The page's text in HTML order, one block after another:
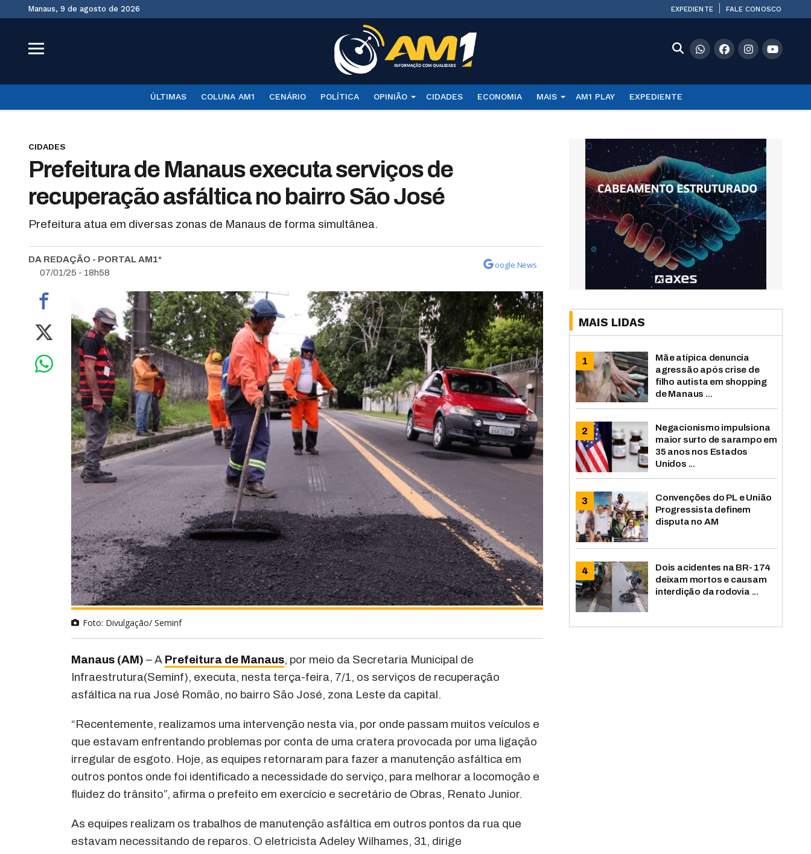
Manaus, 9 de agosto de 2026 EXPEDIENTE FALE CONOSCO
ÚLTIMAS COLUNA AM1 CENÁRIO POLÍTICA OPINIÃO CIDADES ECONOMIA MAIS AM1 PLAY EXPEDIENTE
CIDADES
Prefeitura de Manaus executa serviços de
recuperação asfáltica no bairro São José
Prefeitura atua em diversas zonas de Manaus de forma simultânea.
DA REDAÇÃO - PORTAL AM1*
07/01/25 - 18h58
oogle News
Foto: Divulgação/ Seminf
Manaus (AM) –A Prefeitura de Manaus, por meio da Secretaria Municipal de
Infraestrutura(Seminf), executa, nesta terça-feira, 7/1, os serviços de recuperação
asfáltica na rua José Romão, no bairro São José, zona Leste da capital.
“Recentemente, realizamos uma intervenção nesta via, por onde passam muitos veículos e
que estavam enfrentando problemas por conta de uma cratera provocada por uma ligação
irregular de esgoto. Hoje, as equipes retornaram para fazer a manutenção asfáltica em
outros pontos onde foi identificado a necessidade do serviço, para melhorar a locomoção e
fluidez do trânsito”, afirma o prefeito em exercício e secretário de Obras, Renato Junior.
As equipes realizam os trabalhos de manutenção asfáltica em outros pontos da rua que
estavam necessitando de reparos. O eletricista Adeley Wilhames, 31, dirige
MAIS LIDAS
Mãe atípica denuncia
agressão após crise de
filho autista em shopping
de Manaus ...
Negacionismo impulsiona
maior surto de sarampo em
35 anos nos Estados
Unidos ...
Convenções do PL e União
Progressista definem
disputa no AM
Dois acidentes na BR-174
deixam mortos e causam
interdição da rodovia ...